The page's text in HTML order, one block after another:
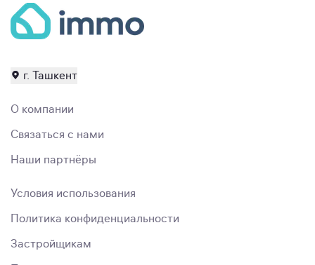
г. Ташкент
О компании
Связаться с нами
Наши партнёры
Условия использования
Политика конфиденциальности
Застройщикам